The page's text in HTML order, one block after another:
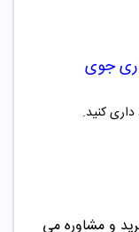
ری جوی
کنید.
و مشاوره می